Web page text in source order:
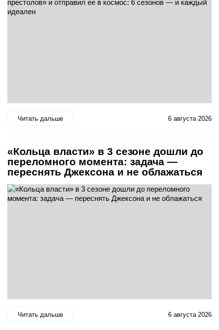
Читать дальше 6 августа 2026
«Кольца власти» в 3 сезоне дошли до
переломного момента: задача —
переснять Джексона и не облажаться
Читать дальше 6 августа 2026